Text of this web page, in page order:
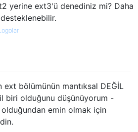
yerine ext3'ü denediniz mi? Daha
ext bölümünün mantıksal DEĞİL
biri olduğunu düşünüyorum -
emin olmak için